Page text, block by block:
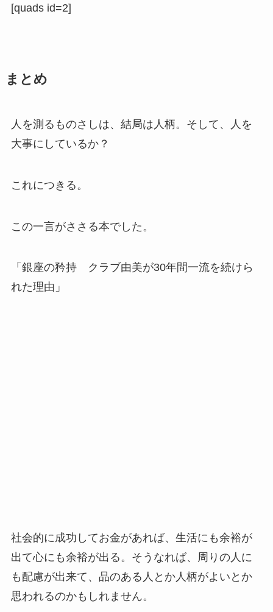
[quads id=2]
まとめ
人を測るものさしは、結局は人柄。そして、人を
大事にしているか？
これにつきる。
この一言がささる本でした。
「銀座の矜持 クラブ由美が30年間一流を続けら
れた理由」
社会的に成功してお金があれば、生活にも余裕が
出て心にも余裕が出る。そうなれば、周りの人に
も配慮が出来て、品のある人とか人柄がよいとか
思われるのかもしれません。